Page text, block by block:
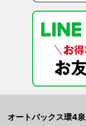
オートバックス環4泉